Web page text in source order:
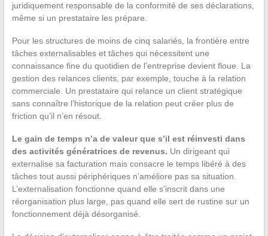
juridiquement responsable de la conformité de ses déclarations,
même si un prestataire les prépare.
Pour les structures de moins de cinq salariés, la frontière entre
tâches externalisables et tâches qui nécessitent une
connaissance fine du quotidien de l’entreprise devient floue. La
gestion des relances clients, par exemple, touche à la relation
commerciale. Un prestataire qui relance un client stratégique
sans connaître l’historique de la relation peut créer plus de
friction qu’il n’en résout.
Le gain de temps n’a de valeur que s’il est réinvesti dans
des activités génératrices de revenus. Un dirigeant qui
externalise sa facturation mais consacre le temps libéré à des
tâches tout aussi périphériques n’améliore pas sa situation.
L’externalisation fonctionne quand elle s’inscrit dans une
réorganisation plus large, pas quand elle sert de rustine sur un
fonctionnement déjà désorganisé.